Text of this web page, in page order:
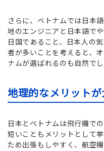
さらに、ベトナムでは日本
地のエンジニアと日本語で
日国であること、日本人の
者が多いことを考えると、
ナムが選ばれるのも自然でし
地理的なメリット
日本とベトナムは飛行機で
短いこともメリットとして
ため出張もしやすく、航空